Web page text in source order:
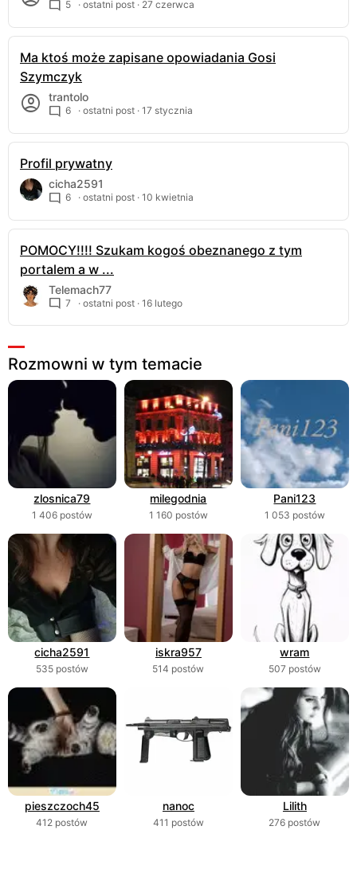
5 · ostatni post · 27 czerwca
Ma ktoś może zapisane opowiadania Gosi
Szymczyk
trantolo
6 · ostatni post · 17 stycznia
Profil prywatny
cicha2591
6 · ostatni post · 10 kwietnia
POMOCY!!!! Szukam kogoś obeznanego z tym
portalem a w ...
Telemach77
7 · ostatni post · 16 lutego
Rozmowni w tym temacie
zlosnica79
1 406 postów
milegodnia
1 160 postów
Pani123
1 053 postów
cicha2591
535 postów
iskra957
514 postów
wram
507 postów
pieszczoch45
412 postów
nanoc
411 postów
Lilith
276 postów